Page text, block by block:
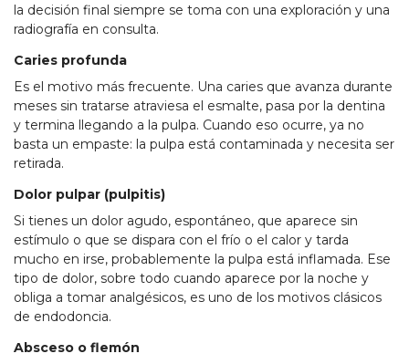
la decisión final siempre se toma con una exploración y una
radiografía en consulta.
Caries profunda
Es el motivo más frecuente. Una caries que avanza durante
meses sin tratarse atraviesa el esmalte, pasa por la dentina
y termina llegando a la pulpa. Cuando eso ocurre, ya no
basta un empaste: la pulpa está contaminada y necesita ser
retirada.
Dolor pulpar (pulpitis)
Si tienes un dolor agudo, espontáneo, que aparece sin
estímulo o que se dispara con el frío o el calor y tarda
mucho en irse, probablemente la pulpa está inflamada. Ese
tipo de dolor, sobre todo cuando aparece por la noche y
obliga a tomar analgésicos, es uno de los motivos clásicos
de endodoncia.
Absceso o flemón